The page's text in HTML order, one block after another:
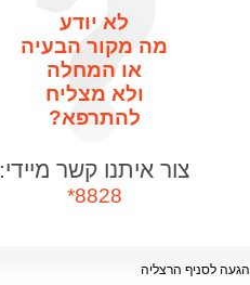
לא יודע
מה מקור הבעיה
או המחלה
ולא מצליח
להתרפא?
צור איתנו קשר מיידי:
8828*
הגעה לסניף הרצליה